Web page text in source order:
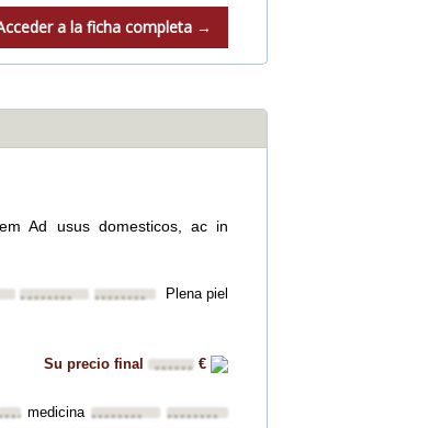
a la ficha completa →
Ad usus domesticos, ac in
•••••••• ••••••••
Plena piel
Su precio final •••••• €
medicina ••••••••
••••••••